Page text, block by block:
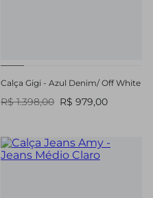
Calça Gigi - Azul Denim/ Off White
R$ 1.398,00 R$ 979,00